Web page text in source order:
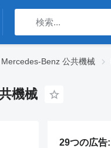
Mercedes-Benz 公共機械
機械
29つの広告: